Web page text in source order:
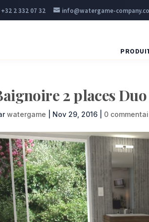
+32 2 332 07 32 info@watergame-
2 places
watergame Nov 29, 2016 0